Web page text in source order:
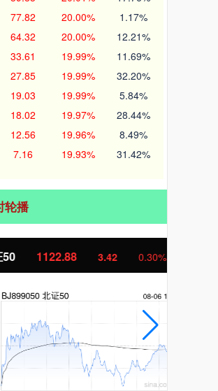
77.82 20.00% 1.17%
64.32 20.00% 12.21%
33.61 19.99% 11.69%
27.85 19.99% 32.20%
19.03 19.99% 5.84%
18.02 19.97% 28.44%
12.56 19.96% 8.49%
7.16 19.93% 31.42%
轮播
3.42 0.30%